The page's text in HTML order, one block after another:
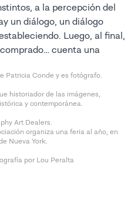
a la percepción del
un diálogo, un diálogo
Luego, al final,
cuenta una
Patricia Conde y es fotógrafo.
historiador de las imágenes,
y contemporánea.
Art Dealers.
organiza una feria al año, en
Nueva York.
por Lou Peralta